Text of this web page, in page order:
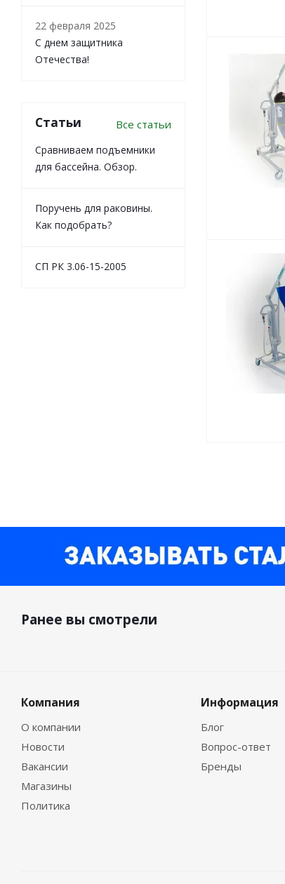
22 февраля 2025
С днем защитника
Отечества!
Статьи Все статьи
Сравниваем подъемники
для бассейна. Обзор.
Поручень для раковины.
Как подобрать?
СП РК 3.06-15-2005
Ранее вы смотрели
Компания
О компании
Новости
Вакансии
Магазины
Политика
Информация
Блог
Вопрос-ответ
Бренды